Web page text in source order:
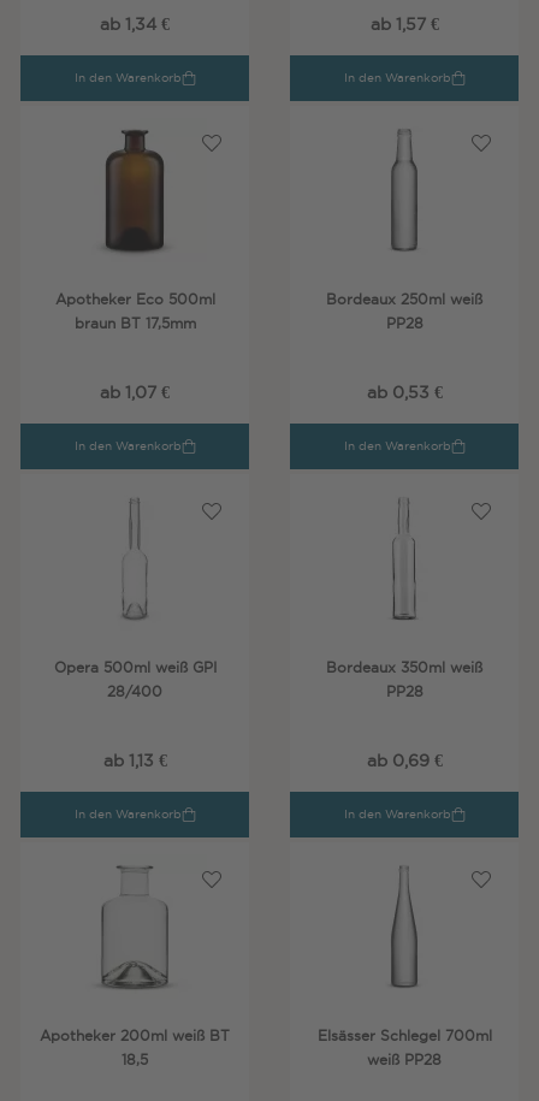
ab 1,34 €
In den Warenkorb
ab 1,57 €
In den Warenkorb
Apotheker Eco 500ml
braun BT 17,5mm
ab 1,07 €
In den Warenkorb
Bordeaux 250ml weiß
PP28
ab 0,53 €
In den Warenkorb
Opera 500ml weiß GPI
28/400
ab 1,13 €
In den Warenkorb
Bordeaux 350ml weiß
PP28
ab 0,69 €
In den Warenkorb
Apotheker 200ml weiß BT
18,5
Elsässer Schlegel 700ml
weiß PP28